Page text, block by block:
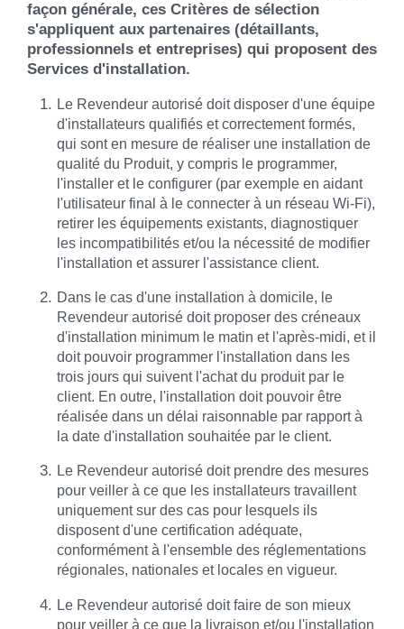
façon générale, ces Critères de sélection
s'appliquent aux partenaires (détaillants,
professionnels et entreprises) qui proposent des
Services d'installation.
Le Revendeur autorisé doit disposer d'une équipe
d'installateurs qualifiés et correctement formés,
qui sont en mesure de réaliser une installation de
qualité du Produit, y compris le programmer,
l'installer et le configurer (par exemple en aidant
l'utilisateur final à le connecter à un réseau Wi-Fi),
retirer les équipements existants, diagnostiquer
les incompatibilités et/ou la nécessité de modifier
l'installation et assurer l'assistance client.
Dans le cas d'une installation à domicile, le
Revendeur autorisé doit proposer des créneaux
d'installation minimum le matin et l'après-midi, et il
doit pouvoir programmer l'installation dans les
trois jours qui suivent l'achat du produit par le
client. En outre, l'installation doit pouvoir être
réalisée dans un délai raisonnable par rapport à
la date d'installation souhaitée par le client.
Le Revendeur autorisé doit prendre des mesures
pour veiller à ce que les installateurs travaillent
uniquement sur des cas pour lesquels ils
disposent d'une certification adéquate,
conformément à l'ensemble des réglementations
régionales, nationales et locales en vigueur.
Le Revendeur autorisé doit faire de son mieux
pour veiller à ce que la livraison et/ou l'installation